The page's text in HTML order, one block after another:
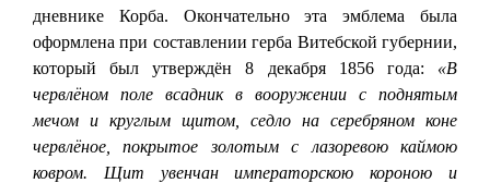
дневнике Корба. Окончательно эта эмблема была
оформлена при составлении герба Витебской губернии,
который был утверждён 8 декабря 1856 года: «В
червлёном поле всадник в вооружении с поднятым
мечом и круглым щитом, седло на серебряном коне
червлёное, покрытое золотым с лазоревою каймою
ковром. Щит увенчан императорскою короною и